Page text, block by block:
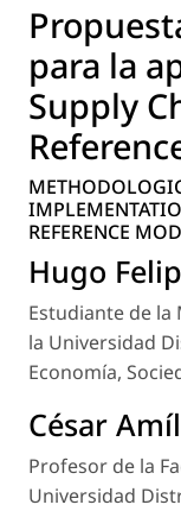
para la
Supply
REFERENCE
Hugo
Estudiante de
la Universidad
Economía,
César
Profesor de la
Universidad